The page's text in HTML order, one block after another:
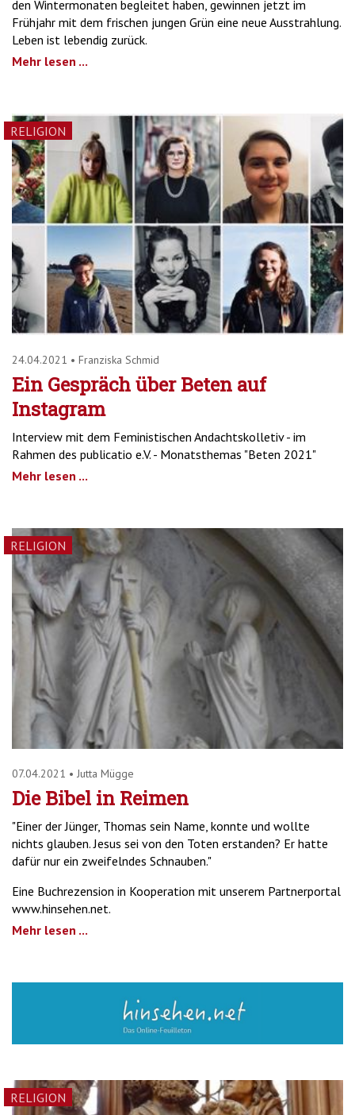
den Wintermonaten begleitet haben, gewinnen jetzt im
Frühjahr mit dem frischen jungen Grün eine neue Ausstrahlung.
Leben ist lebendig zurück.
Mehr lesen ...
RELIGION
24.04.2021 • Franziska Schmid
Ein Gespräch über Beten auf
Instagram
Interview mit dem Feministischen Andachtskolletiv - im
Rahmen des publicatio e.V. - Monatsthemas "Beten 2021"
Mehr lesen ...
RELIGION
07.04.2021 • Jutta Mügge
Die Bibel in Reimen
"Einer der Jünger, Thomas sein Name, konnte und wollte
nichts glauben. Jesus sei von den Toten erstanden? Er hatte
dafür nur ein zweifelndes Schnauben."
Eine Buchrezension in Kooperation mit unserem Partnerportal
www.hinsehen.net.
Mehr lesen ...
RELIGION